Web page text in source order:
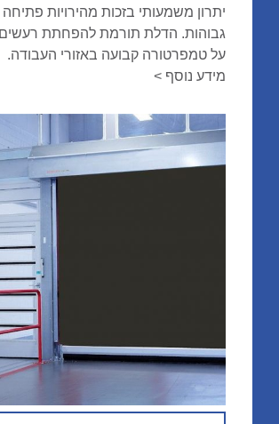
יתרון משמעותי בזכות מהירויות פתיחה
גבוהות. הדלת תורמת להפחתת
על טמפרטורה קבועה באזורי העבודה.
מידע נוסף >